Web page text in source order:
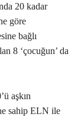
20 kadar
göre
bağlı
8 ‘çocuğun’ da
aşkın
sahip ELN ile